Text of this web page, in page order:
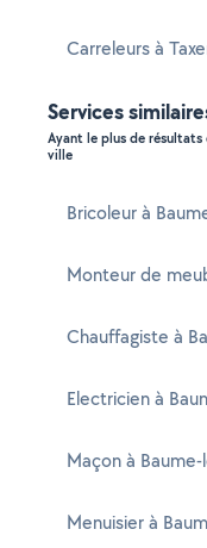
Carreleurs à
Services
Ayant le plus de
ville
Bricoleur à
Monteur de
Chauffagiste à
Electricien à
Maçon à
Menuisier à